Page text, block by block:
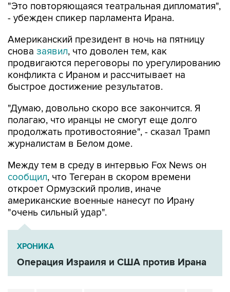
"Это повторяющаяся театральная дипломатия",
- убежден спикер парламента Ирана.
Американский президент в ночь на пятницу
снова заявил, что доволен тем, как
продвигаются переговоры по урегулированию
конфликта с Ираном и рассчитывает на
быстрое достижение результатов.
"Думаю, довольно скоро все закончится. Я
полагаю, что иранцы не смогут еще долго
продолжать противостояние", - сказал Трамп
журналистам в Белом доме.
Между тем в среду в интервью Fox News он
сообщил, что Тегеран в скором времени
откроет Ормузский пролив, иначе
американские военные нанесут по Ирану
"очень сильный удар".
ХРОНИКА
Операция Израиля и США против Ирана